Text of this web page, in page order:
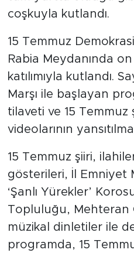
coşkuyla kutlandı.
15 Temmuz
Rabia Meydanında
katılımıyla kutlandı.
Marşı ile başlayan
tilaveti ve 15
videolarının
15 Temmuz şiiri,
gösterileri, İl Emniyet
‘Şanlı Yürekler’
Topluluğu, Mehteran
müzikal dinletiler ile
programda, 15